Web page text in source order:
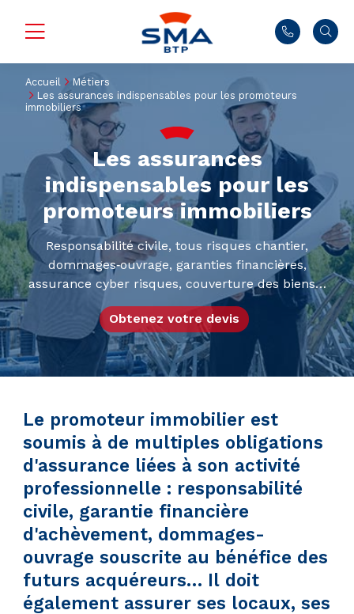
Accueil
Métiers
Les assurances indispensables pour les promoteurs
immobiliers
Les assurances
indispensables pour les
promoteurs immobiliers
Responsabilité civile, tous risques chantier,
dommages‑ouvrage, garanties financières,
assurance cyber risques, couverture des biens…
Obtenez votre devis
Le promoteur immobilier est
soumis à de multiples obligations
d'assurance liées à son activité
professionnelle : responsabilité
civile, garantie financière
d'achèvement, dommages-
ouvrage souscrite au bénéfice des
futurs acquéreurs… Il doit
également assurer ses locaux, ses